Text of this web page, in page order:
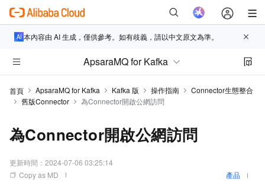
本內容由 AI 生成，僅供參考。如有歧義，請以中文原文為準。
ApsaraMQ for Kafka
首頁 ApsaraMQ for Kafka Kafka 版 操作指南
Connector生態整合
舊版Connector
為Connector開啟公網訪問
為Connector開啟公網訪問
更新時間： 2024-07-06 03:25:14
Copy as MD
產品